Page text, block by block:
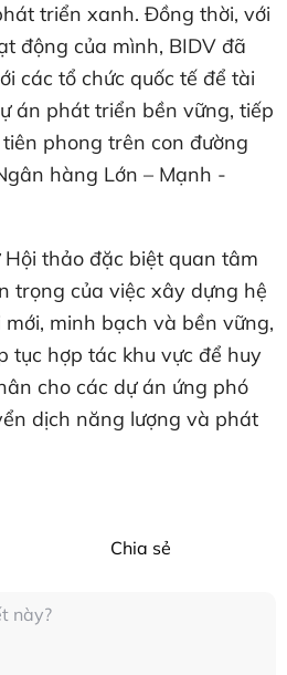
triển xanh. Đồng thời, với
động của mình, BIDV đã
các tổ chức quốc tế để tài
án phát triển bền vững, tiếp
phong trên con đường
hàng Lớn – Mạnh -
thảo đặc biệt quan tâm
trọng của việc xây dựng hệ
minh bạch và bền vững,
tục hợp tác khu vực để huy
cho các dự án ứng phó
dịch năng lượng và phát
Chia sẻ